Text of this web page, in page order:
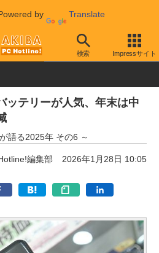
by Translate
検索 Impressサイト
モバイルバッテリー・充電器 モバ
ッテリーが人気、年末は中
語る2025年 その6 ～
編集部 2026年1月28日 10:05